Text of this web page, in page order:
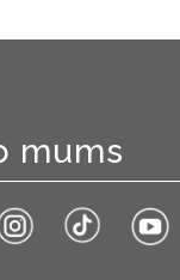
mums